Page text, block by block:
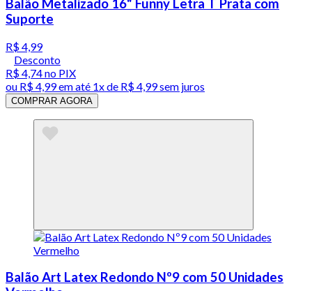
Balão Metalizado 16" Funny Letra T Prata com
Suporte
R$ 4,99
Desconto
R$ 4,74no PIX
ou R$ 4,99em até 1x de R$ 4,99sem juros
COMPRAR AGORA
Balão Art Latex Redondo Nº9 com 50 Unidades